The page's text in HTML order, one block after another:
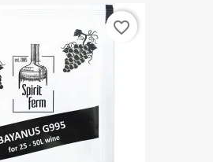
favorite_border